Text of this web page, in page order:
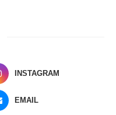
INSTAGRAM
EMAIL